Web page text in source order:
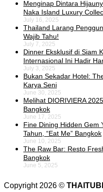
Menginap Dintara
Naka Island Luxury
July 16, 2025
Thailand Larang
Wajib Tahu!
July 7, 2025
Dinner Eksklusif di Siam
Internasional Ini Hadir
July 3, 2025
Bukan Sekadar Hotel:
Karya Seni
June 30, 2025
Melihat DIORIVIERA
Bangkok
June 17, 2025
Fine Dining Hidden Gem
Tahun, “Eat Me” Bangkok
June 10, 2025
The Raw Bar: Resto
Bangkok
June 5, 2025
Copyright 2026 ©